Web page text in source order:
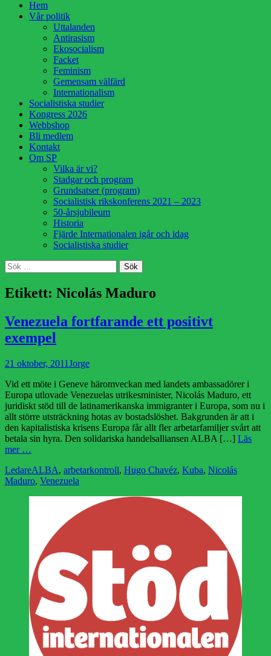
HoppaHem
Vår politik
Uttalanden
Antirasism
Ekosocialism
Facket
Feminism
Gemensam välfärd
Internationalism
Socialistiska studier
Kongress 2026
Webbshop
Bli medlem
Kontakt
Om SP
Vilka är vi?
Stadgar och program
Grundsatser (program)
Socialistisk rikskonferens 2021 – 2023
50-årsjubileum
Historia
Fjärde Internationalen igår och idag
Socialistiska studier
Sök
Sök
efter:
Etikett: Nicolás Maduro
Venezuela fortfarande ett positivt
exempel
Publicerad
21 oktober, 2011 Författare
Jorge
Vid ett möte i Geneve häromveckan med landets ambassadörer i
Europa utlovade Venezuelas utrikesminister, Nicolás Maduro, ett
juridiskt stöd till de latinamerikanska immigranter i Europa, som nu i
allt större utsträckning hotas av bostadslöshet. Bakgrunden är att i
den kapitalistiska krisens Europa får allt fler arbetarfamiljer svårt att
betala sin hyra. Den solidariska handelsalliansen ALBA […] Läs
mer …
Kategorier
LedareEtiketter
ALBA, arbetarkontroll, Hugo Chavéz, Kuba, Nicolás
Maduro, Venezuela